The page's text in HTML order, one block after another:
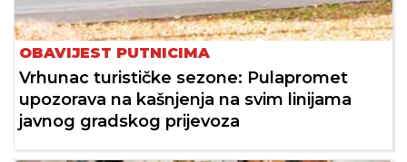
OBAVIJEST PUTNICIMA
Vrhunac turističke sezone: Pulapromet
upozorava na kašnjenja na svim linijama
javnog gradskog prijevoza